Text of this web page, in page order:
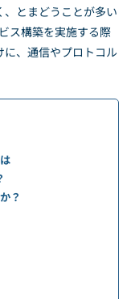
とまどうことが多い
ス構築を実施する際
、通信やプロトコル
？